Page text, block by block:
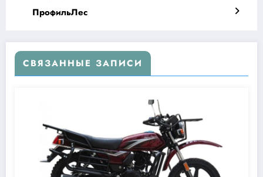
ПрофильЛес
СВЯЗАННЫЕ ЗАПИСИ